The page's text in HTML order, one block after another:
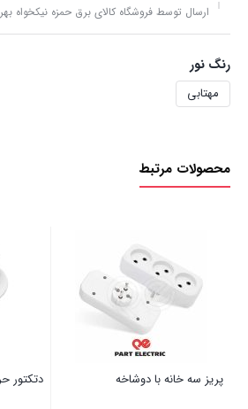
ارسال توسط فروشگاه کالای برق حمزه نیکخواه
رنگ نور
مهتابی
محصولات مرتبط
پریز سه خانه با دوشاخه دتکتور